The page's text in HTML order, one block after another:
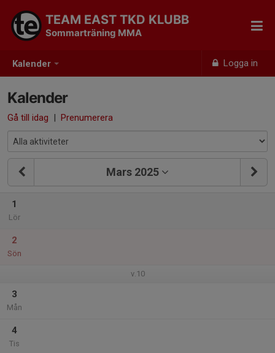
Kalender Logga in
TEAM EAST TKD KLUBB
Sommarträning MMA
Kalender
Gå till idag | Prenumerera
Mars 2025
1
Lör
2
Sön
v.10
3
Mån
4
Tis